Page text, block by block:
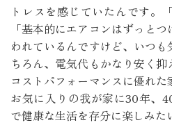
トレスを感じていたんです。
「基本的にエアコンはずっと
われているんですけど、いつ
ちろん、電気代もかなり安く
コストパフォーマンスに優れた
お気に入りの我が家に30年、
で健康な生活を存分に楽しみた